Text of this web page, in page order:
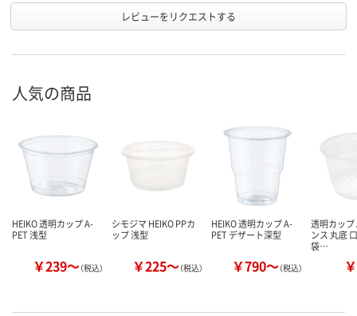
レビューをリクエストする
人気の商品
HEIKO 透明カップ A-
PET 浅型
￥239～（税込）
シモジマ HEIKO PPカ
ップ 浅型
￥225～（税込）
HEIKO 透明カップ A-
PET デザート深型
￥790～（税込）
透明カップ
ンス 丸底
袋…